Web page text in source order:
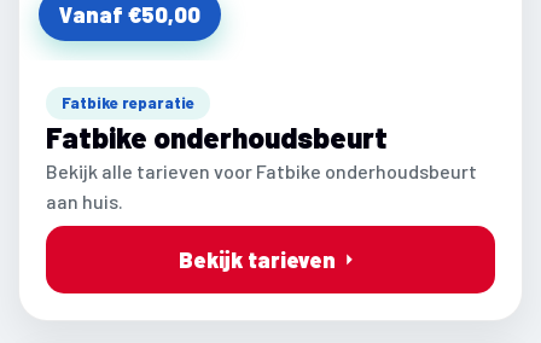
Vanaf €50,00
Fatbike reparatie
Fatbike onderhoudsbeurt
Bekijk alle tarieven voor Fatbike onderhoudsbeurt
aan huis.
Bekijk tarieven